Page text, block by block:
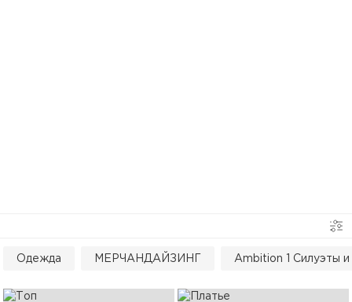
Одежда МЕРЧАНДАЙЗИНГ Ambition 1 Силуэты